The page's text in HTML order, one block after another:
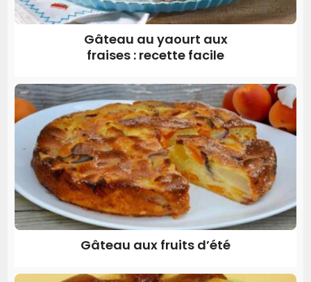
Gâteau au yaourt aux
fraises : recette facile
Gâteau aux fruits d’été